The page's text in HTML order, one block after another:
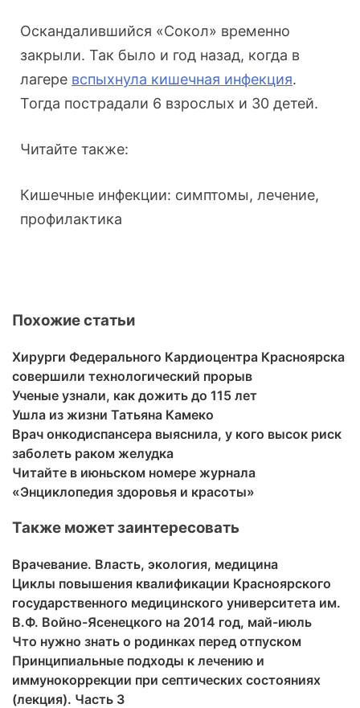
Оскандалившийся «Сокол» временно
закрыли. Так было и год назад, когда в
лагере вспыхнула кишечная инфекция.
Тогда пострадали 6 взрослых и 30 детей.
Читайте также:
Кишечные инфекции: симптомы, лечение,
профилактика
Похожие статьи
Хирурги Федерального Кардиоцентра Красноярска
совершили технологический прорыв
Ученые узнали, как дожить до 115 лет
Ушла из жизни Татьяна Камеко
Врач онкодиспансера выяснила, у кого высок риск
заболеть раком желудка
Читайте в июньском номере журнала
«Энциклопедия здоровья и красоты»
Также может заинтересовать
Врачевание. Власть, экология, медицина
Циклы повышения квалификации Красноярского
государственного медицинского университета им.
В.Ф. Войно-Ясенецкого на 2014 год, май-июль
Что нужно знать о родинках перед отпуском
Принципиальные подходы к лечению и
иммунокоррекции при септических состояниях
(лекция). Часть 3